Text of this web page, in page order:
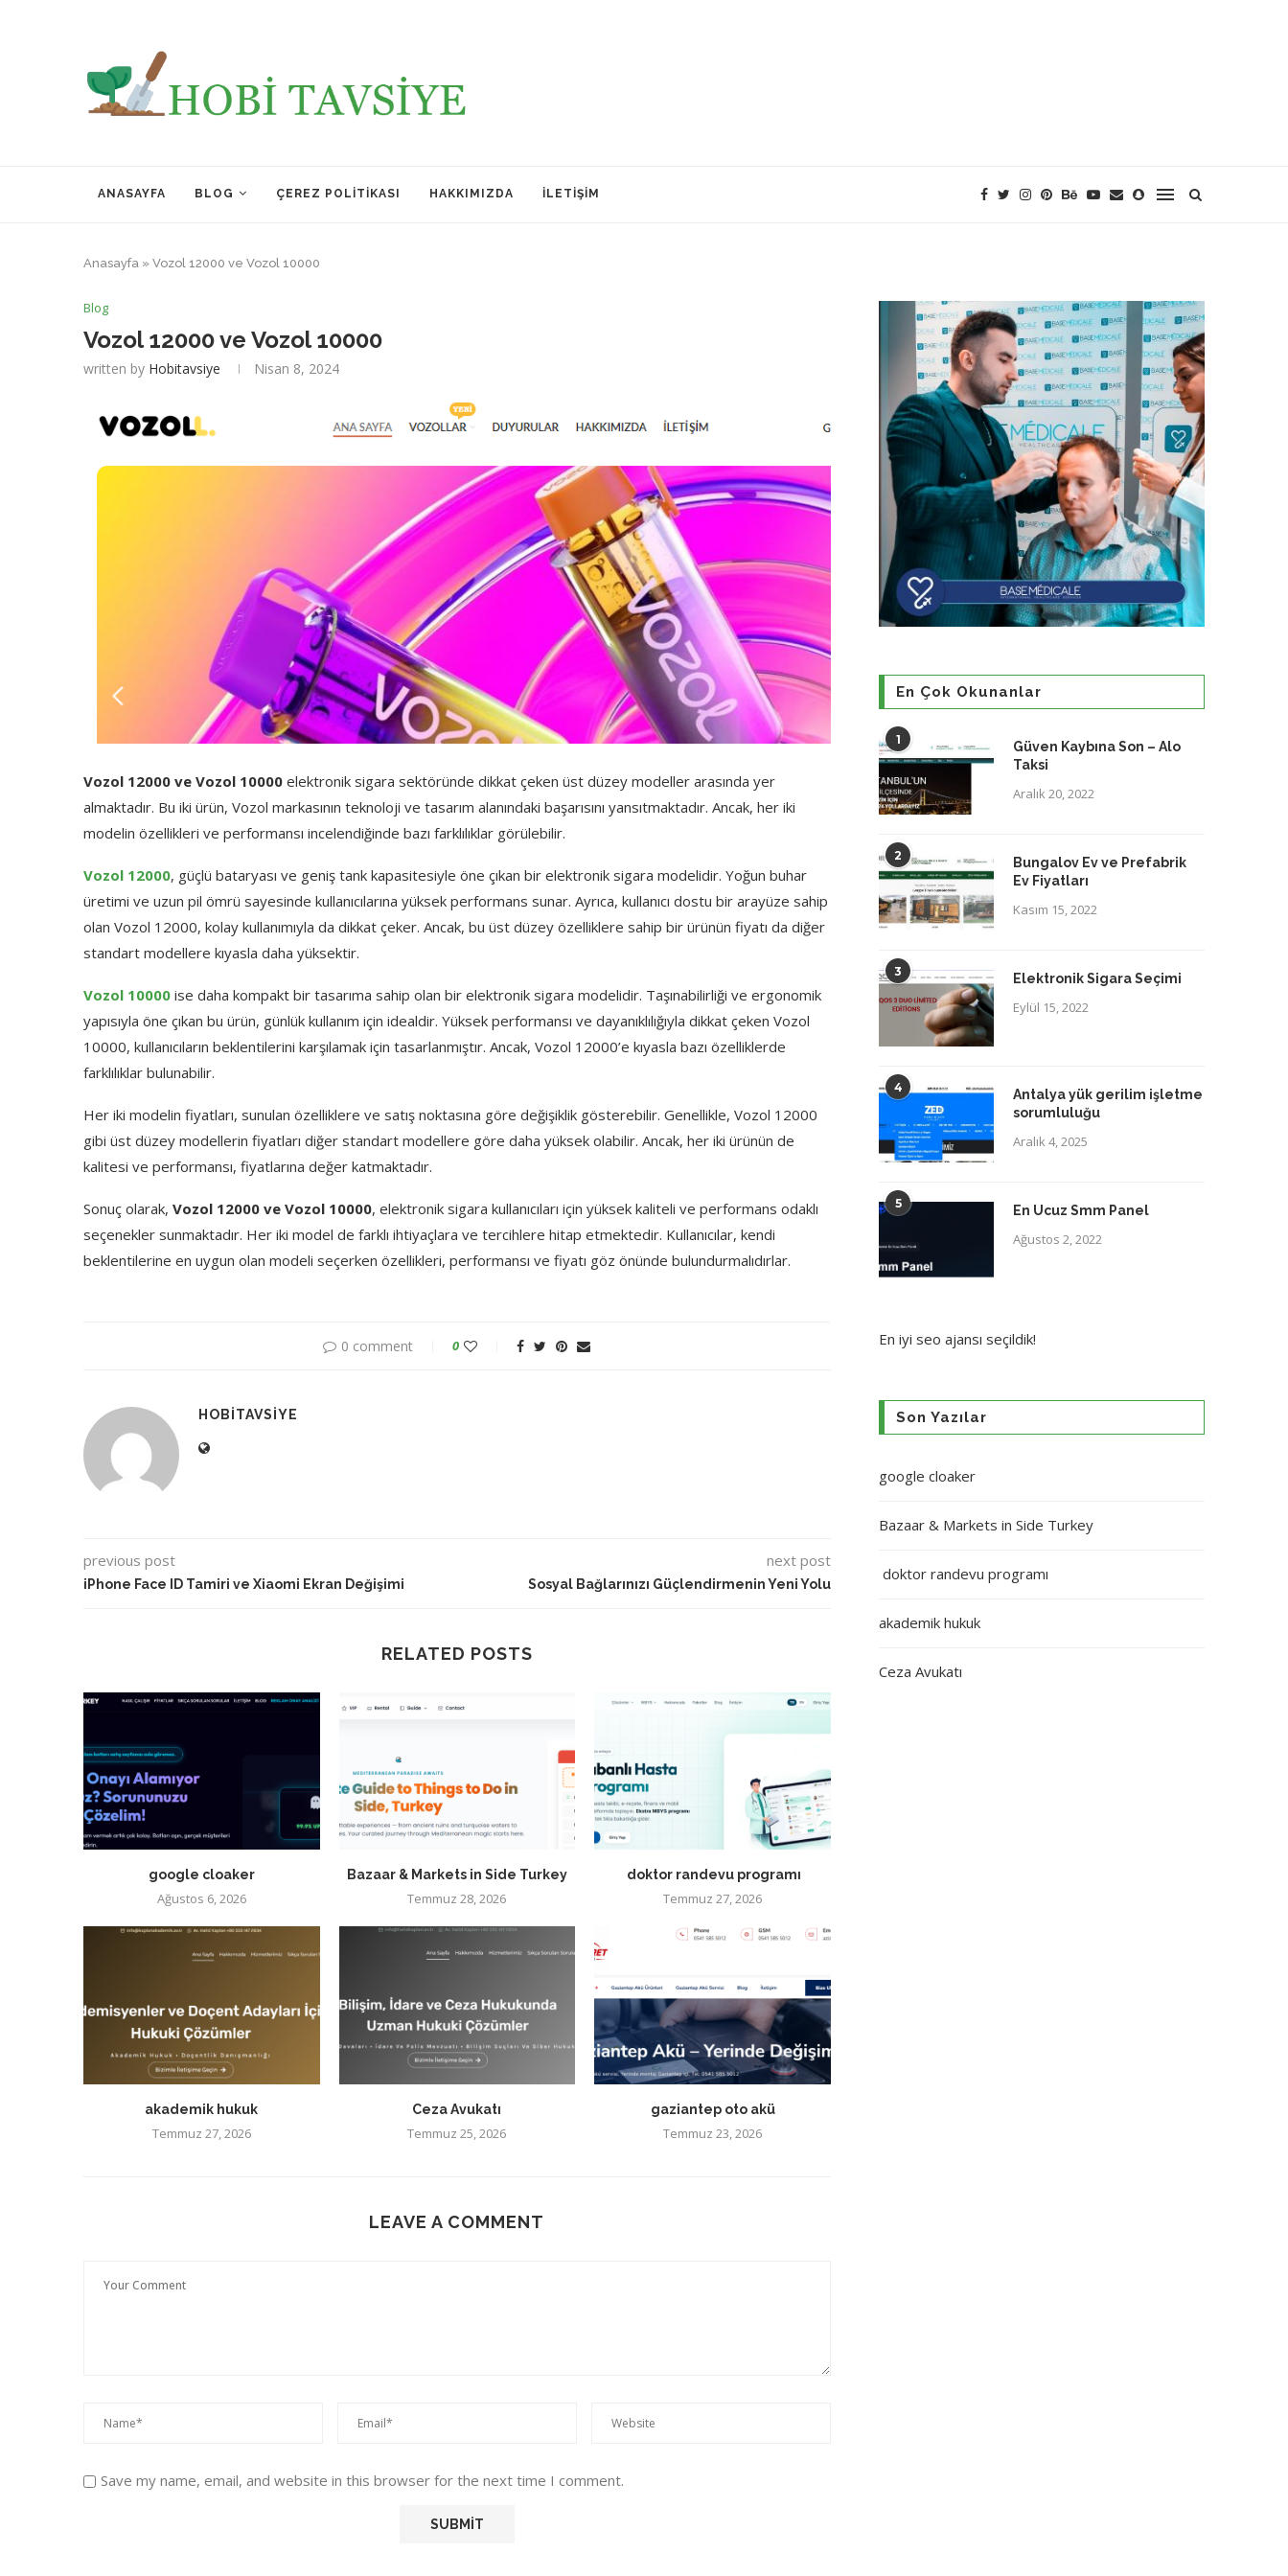
ANASAYFA BLOG ÇEREZ POLITIKASI HAKKIMIZDA İLETIŞIM
Anasayfa » Vozol 12000 ve Vozol 10000
Blog
Vozol 12000 ve Vozol 10000
written by Hobitavsiye Nisan 8, 2024
Vozol 12000 ve Vozol 10000 elektronik sigara sektöründe dikkat çeken üst düzey modeller arasında yer
almaktadır. Bu iki ürün, Vozol markasının teknoloji ve tasarım alanındaki başarısını yansıtmaktadır. Ancak, her iki
modelin özellikleri ve performansı incelendiğinde bazı farklılıklar görülebilir.
Vozol 12000, güçlü bataryası ve geniş tank kapasitesiyle öne çıkan bir elektronik sigara modelidir. Yoğun buhar
üretimi ve uzun pil ömrü sayesinde kullanıcılarına yüksek performans sunar. Ayrıca, kullanıcı dostu bir arayüze sahip
olan Vozol 12000, kolay kullanımıyla da dikkat çeker. Ancak, bu üst düzey özelliklere sahip bir ürünün fiyatı da diğer
standart modellere kıyasla daha yüksektir.
Vozol 10000 ise daha kompakt bir tasarıma sahip olan bir elektronik sigara modelidir. Taşınabilirliği ve ergonomik
yapısıyla öne çıkan bu ürün, günlük kullanım için idealdir. Yüksek performansı ve dayanıklılığıyla dikkat çeken Vozol
10000, kullanıcıların beklentilerini karşılamak için tasarlanmıştır. Ancak, Vozol 12000’e kıyasla bazı özelliklerde
farklılıklar bulunabilir.
Her iki modelin fiyatları, sunulan özelliklere ve satış noktasına göre değişiklik gösterebilir. Genellikle, Vozol 12000
gibi üst düzey modellerin fiyatları diğer standart modellere göre daha yüksek olabilir. Ancak, her iki ürünün de
kalitesi ve performansı, fiyatlarına değer katmaktadır.
Sonuç olarak, Vozol 12000 ve Vozol 10000, elektronik sigara kullanıcıları için yüksek kaliteli ve performans odaklı
seçenekler sunmaktadır. Her iki model de farklı ihtiyaçlara ve tercihlere hitap etmektedir. Kullanıcılar, kendi
beklentilerine en uygun olan modeli seçerken özellikleri, performansı ve fiyatı göz önünde bulundurmalıdırlar.
0 comment 0
HOBITAVSIYE
previous post
iPhone Face ID Tamiri ve Xiaomi Ekran Değişimi
next post
Sosyal Bağlarınızı Güçlendirmenin Yeni Yolu
RELATED POSTS
google cloaker
Ağustos 6, 2026
Bazaar & Markets in Side Turkey
Temmuz 28, 2026
doktor randevu programı
Temmuz 27, 2026
akademik hukuk
Temmuz 27, 2026
Ceza Avukatı
Temmuz 25, 2026
gaziantep oto akü
Temmuz 23, 2026
LEAVE A COMMENT
Save my name, email, and website in this browser for the next time I comment.
En Çok Okunanlar
1
Güven Kaybına Son – Alo
Taksi
Aralık 20, 2022
2
Bungalov Ev ve Prefabrik
Ev Fiyatları
Kasım 15, 2022
3 Elektronik Sigara Seçimi
Eylül 15, 2022
4
Antalya yük gerilim işletme
sorumluluğu
Aralık 4, 2025
5 En Ucuz Smm Panel
Ağustos 2, 2022
En iyi seo ajansı seçildik!
Son Yazılar
google cloaker
Bazaar & Markets in Side Turkey
doktor randevu programı
akademik hukuk
Ceza Avukatı